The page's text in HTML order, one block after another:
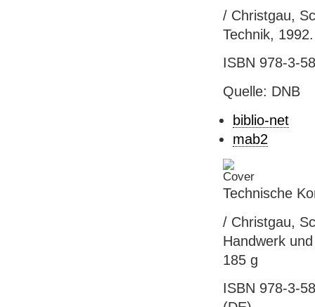
/ Christgau,
Technik,
ISBN 978-3-
Quelle: DNB
biblio-net
mab2
Technische
/ Christgau,
Handwerk
185 g
ISBN 978-3-